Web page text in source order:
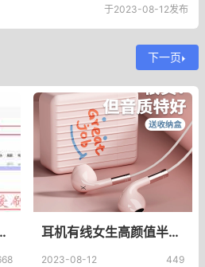
于2023-08-12发布
下一页
拉上实现远程访问 耳机有线女生高颜值半入耳式高音质适用oppo小米vivo华为荣耀手机台式电脑通用3.5mm圆头专typec接口原装HiFi_轲朋旗舰店
2023-08-12 449